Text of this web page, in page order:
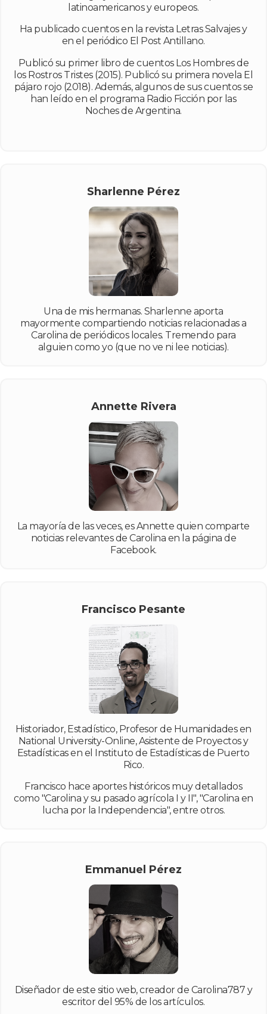
latinoamericanos y europeos.
Ha publicado cuentos en la revista Letras Salvajes y
en el periódico El Post Antillano.
Publicó su primer libro de cuentos Los Hombres de
los Rostros Tristes (2015). Publicó su primera novela El
pájaro rojo (2018). Además, algunos de sus cuentos se
han leído en el programa Radio Ficción por las
Noches de Argentina.
Sharlenne Pérez
Una de mis hermanas. Sharlenne aporta
mayormente compartiendo noticias relacionadas a
Carolina de periódicos locales. Tremendo para
alguien como yo (que no ve ni lee noticias).
Annette Rivera
La mayoría de las veces, es Annette quien comparte
noticias relevantes de Carolina en la página de
Facebook.
Francisco Pesante
Historiador, Estadístico, Profesor de Humanidades en
National University-Online, Asistente de Proyectos y
Estadísticas en el Instituto de Estadísticas de Puerto
Rico.
Francisco hace aportes históricos muy detallados
como "Carolina y su pasado agrícola I y II", "Carolina en
lucha por la Independencia", entre otros.
Emmanuel Pérez
Diseñador de este sitio web, creador de Carolina787 y
escritor del 95% de los artículos.